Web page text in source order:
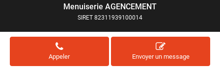
Menuiserie AGENCEMENT
SIRET 82311939100014
Appeler Envoyer un message